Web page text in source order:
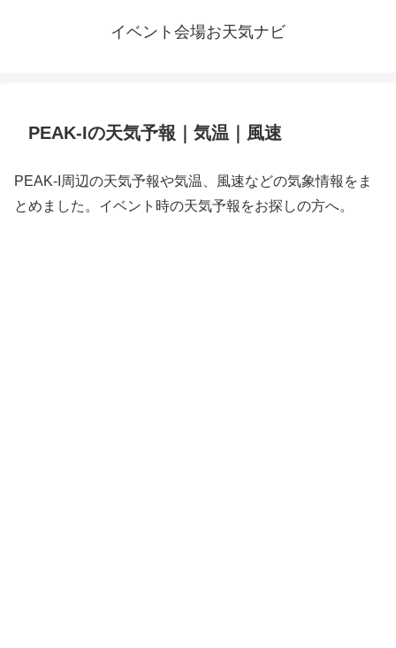
イベント会場お天気ナビ
PEAK-Iの天気予報｜気温｜風速
PEAK-I周辺の天気予報や気温、風速などの気象情報をま
とめました。イベント時の天気予報をお探しの方へ。